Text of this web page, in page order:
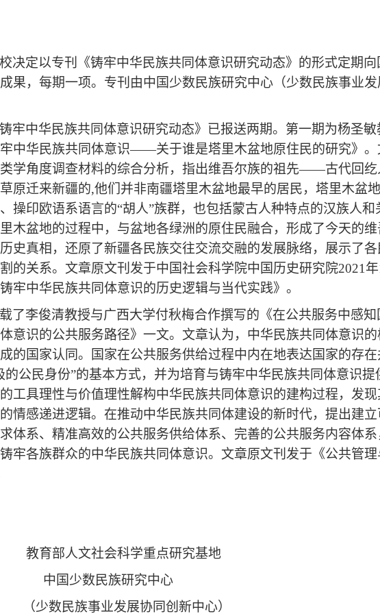
决定以专刊《铸牢中华民族共同体意识研究动态》的形式定期
果，每期一项。专刊由中国少数民族研究中心（少数民族事业
牢中华民族共同体意识研究动态》已报送两期。第一期为杨圣
中华民族共同体意识——关于谁是塔里木盆地原住民的研究》。
学角度调查材料的综合分析，指出维吾尔族的祖先——古代回纥
原迁来新疆的,他们并非南疆塔里木盆地最早的居民，塔里木盆
操印欧语系语言的“胡人”族群，也包括蒙古人种特点的汉族人和
木盆地的过程中，与盆地各绿洲的原住民融合，形成了今天的
史真相，还原了新疆各民族交往交流交融的发展脉络，展示了
的关系。文章原文刊发于中国社会科学院中国历史研究院2021
牢中华民族共同体意识的历史逻辑与当代实践》。
了李俊清教授与广西大学付秋梅合作撰写的《在公共服务中感知
意识的公共服务路径》一文。文章认为，中华民族共同体意识的
的国家认同。国家在公共服务供给过程中内在地表达国家的存在
的公民身份”的基本方式，并为培育与铸牢中华民族共同体意识提
工具理性与价值理性解构中华民族共同体意识的建构过程，发现
情感递进逻辑。在推动中华民族共同体建设的新时代，提出建
体系、精准高效的公共服务供给体系、完善的公共服务内容体
牢各族群众的中华民族共同体意识。文章原文刊发于《公共管理
教育部人文社会科学重点研究基地
中国少数民族研究中心
（少数民族事业发展协同创新中心）